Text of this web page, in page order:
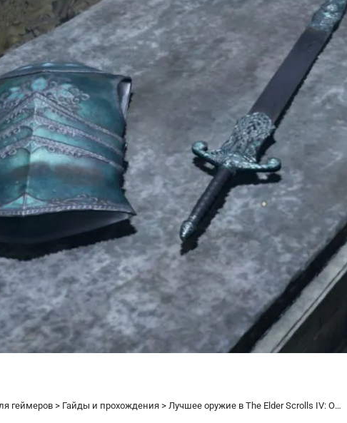
геймеров > Гайды и прохождения > Лучшее оружие в The Elder Scrolls IV: Oblivion Remastered и где его найти